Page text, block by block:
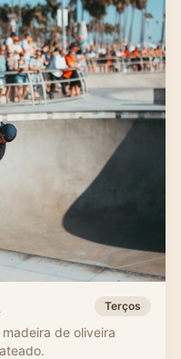
Terços
de oliveira